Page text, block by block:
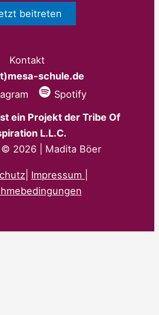
beitreten
Kontakt
schule.de
Spotify
ein Projekt der Tribe Of
L.L.C.
2026 | Madita Böer
Impressum |